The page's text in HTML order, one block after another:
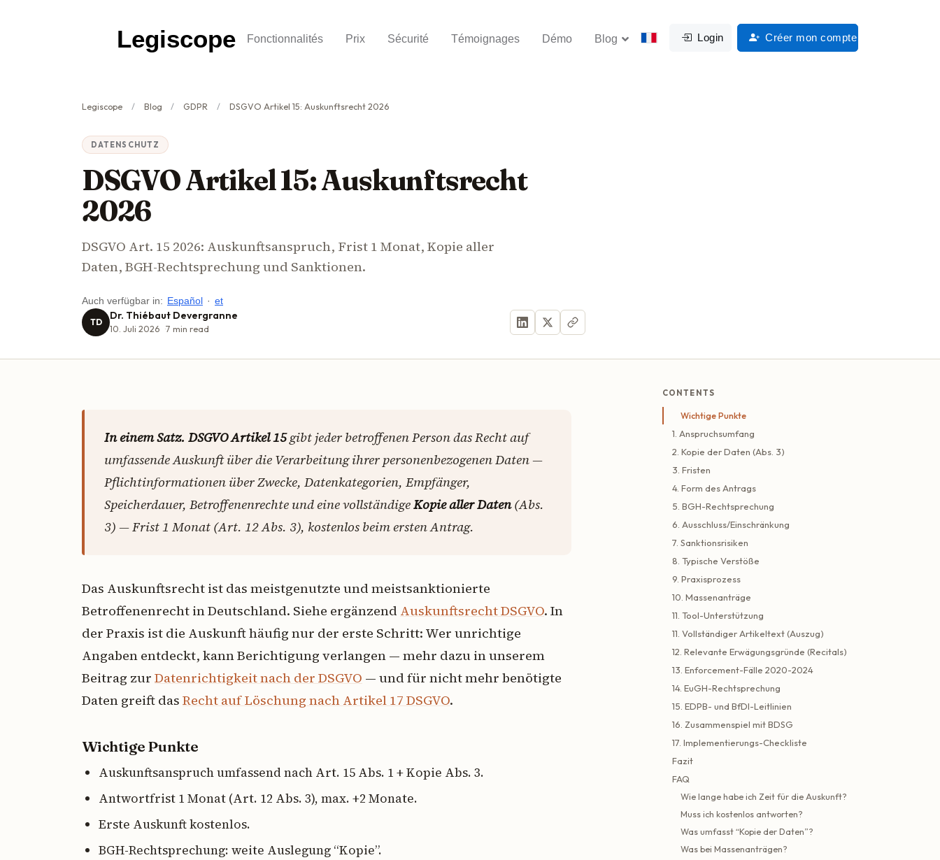
Legiscope Fonctionnalités Prix Sécurité Témoignages Démo Blog Login Créer mon compte
Legiscope Blog GDPR DSGVO Artikel 15: Auskunftsrecht 2026
DATENSCHUTZ
DSGVO Artikel 15: Auskunftsrecht
2026
DSGVO Art. 15 2026: Auskunftsanspruch, Frist 1 Monat, Kopie aller
Daten, BGH-Rechtsprechung und Sanktionen.
Auch verfügbar in: Español · et
TD Dr. Thiébaut Devergranne
10. Juli 2026 7 min read
In einem Satz. DSGVO Artikel 15gibt jeder betroffenen Person das Recht auf
umfassende Auskunft über die Verarbeitung ihrer personenbezogenen Daten —
Pflichtinformationen über Zwecke, Datenkategorien, Empfänger,
Speicherdauer, Betroffenenrechte und eine vollständigeKopie aller Daten(Abs.
3) — Frist 1 Monat (Art. 12 Abs. 3), kostenlos beim ersten Antrag.
Das Auskunftsrecht ist das meistgenutzte und meistsanktionierte
Betroffenenrecht in Deutschland. Siehe ergänzend Auskunftsrecht DSGVO. In
der Praxis ist die Auskunft häufig nur der erste Schritt: Wer unrichtige
Angaben entdeckt, kann Berichtigung verlangen — mehr dazu in unserem
Beitrag zur Datenrichtigkeit nach der DSGVO — und für nicht mehr benötigte
Daten greift das Recht auf Löschung nach Artikel 17 DSGVO.
Wichtige Punkte
Auskunftsanspruch umfassend nach Art. 15 Abs. 1 + Kopie Abs. 3.
Antwortfrist 1 Monat (Art. 12 Abs. 3), max. +2 Monate.
Erste Auskunft kostenlos.
BGH-Rechtsprechung: weite Auslegung “Kopie”.
CONTENTS
Wichtige Punkte
1. Anspruchsumfang
2. Kopie der Daten (Abs. 3)
3. Fristen
4. Form des Antrags
5. BGH-Rechtsprechung
6. Ausschluss/Einschränkung
7. Sanktionsrisiken
8. Typische Verstöße
9. Praxisprozess
10. Massenanträge
11. Tool-Unterstützung
11. Vollständiger Artikeltext (Auszug)
12. Relevante Erwägungsgründe (Recitals)
13. Enforcement-Fälle 2020-2024
14. EuGH-Rechtsprechung
15. EDPB- und BfDI-Leitlinien
16. Zusammenspiel mit BDSG
17. Implementierungs-Checkliste
Fazit
FAQ
Wie lange habe ich Zeit für die Auskunft?
Muss ich kostenlos antworten?
Was umfasst “Kopie der Daten”?
Was bei Massenanträgen?